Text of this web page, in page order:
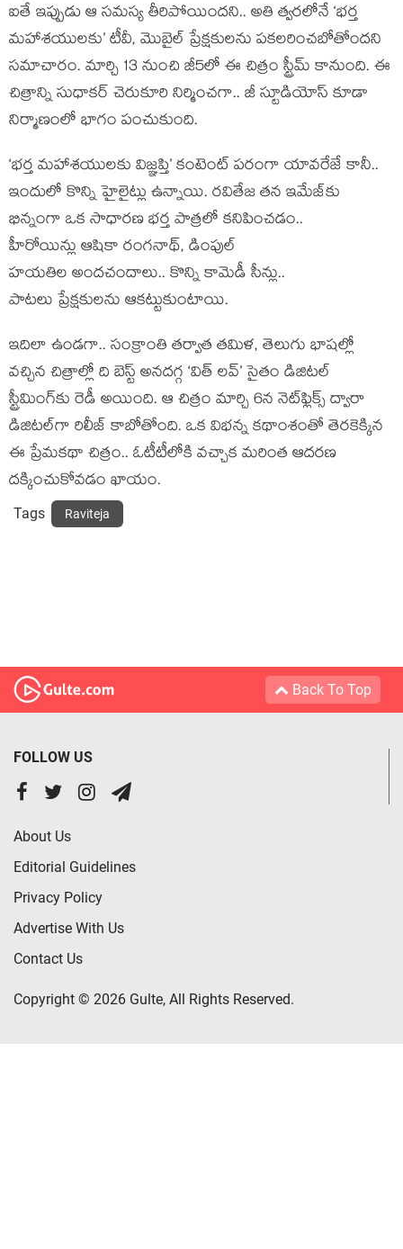
ఐతే ఇప్పుడు ఆ సమస్య తీరిపోయిందని.. అతి త్వరలోనే ‘భర్త
మహాశయులకు’ టీవీ, మొబైల్ ప్రేక్షకులను పకలరించబోతోందని
సమాచారం. మార్చి 13 నుంచి జీ5లో ఈ చిత్రం స్ట్రీమ్ కానుంది. ఈ
చిత్రాన్ని సుధాకర్ చెరుకూరి నిర్మించగా.. జీ స్టూడియోస్ కూడా
నిర్మాణంలో భాగం పంచుకుంది.
‘భర్త మహాశయులకు విజ్ఞప్తి’ కంటెంట్ పరంగా యావరేజే కానీ..
ఇందులో కొన్ని హైలైట్లు ఉన్నాయి. రవితేజ తన ఇమేజ్‌కు
భిన్నంగా ఒక సాధారణ భర్త పాత్రలో కనిపించడం..
హీరోయిన్లు ఆషికా రంగనాథ్, డింపుల్
హయతిల అందచందాలు.. కొన్ని కామెడీ సీన్లు..
పాటలు ప్రేక్షకులను ఆకట్టుకుంటాయి.
ఇదిలా ఉండగా.. సంక్రాంతి తర్వాత తమిళ, తెలుగు భాషల్లో
వచ్చిన చిత్రాల్లో ది బెస్ట్ అనదగ్గ ‘విత్ లవ్’ సైతం డిజిటల్
స్ట్రీమింగ్‌కు రెడీ అయింది. ఆ చిత్రం మార్చి 6న నెట్‌ఫ్లిక్స్ ద్వారా
డిజిటల్‌గా రిలీజ్ కాబోతోంది. ఒక విభన్న కథాంశంతో తెరకెక్కిన
ఈ ప్రేమకథా చిత్రం.. ఓటీటీలోకి వచ్చాక మరింత ఆదరణ
దక్కించుకోవడం ఖాయం.
Tags Raviteja
Back To Top
FOLLOW US
About Us
Editorial Guidelines
Privacy Policy
Advertise With Us
Contact Us
Copyright © 2026 Gulte, All Rights Reserved.